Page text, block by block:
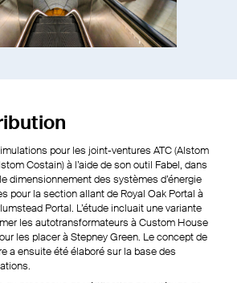
pour les joint-ventures ATC (Alstom
Costain) à l’aide de son outil Fabel, dans
dimensionnement des systèmes d’énergie
pour la section allant de Royal Oak Portal à
Portal. L’étude incluait une variante
les autotransformateurs à Custom House
les placer à Stepney Green. Le concept de
a ensuite été élaboré sur la base des